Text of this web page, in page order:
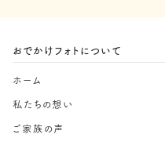
おでかけフォトについて
ホーム
私たちの想い
ご家族の声